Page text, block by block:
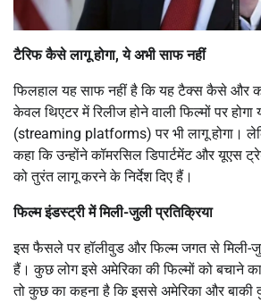
टैरिफ कैसे लागू होगा, ये अभी साफ नहीं
फिलहाल यह साफ नहीं है कि यह टैक्स कैसे और
केवल थिएटर में रिलीज होने वाली फिल्मों पर होगा
(streaming platforms) पर भी लागू होगा।
कहा कि उन्होंने कॉमरसिल डिपार्टमेंट और
को तुरंत लागू करने के निर्देश दिए हैं।
फिल्म इंडस्ट्री में मिली-जुली प्रतिक्रिया
इस फैसले पर हॉलीवुड और फिल्म जगत से मिली-
हैं। कुछ लोग इसे अमेरिका की फिल्मों को बचाने का
तो कुछ का कहना है कि इससे अमेरिका और बाकी